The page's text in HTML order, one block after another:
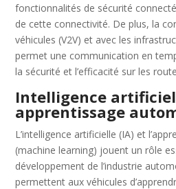
fonctionnalités de sécurité
de cette connectivité. De plus, la
véhicules (V2V) et avec les
permet une communication en
la sécurité et l’efficacité sur les
Intelligence
apprentissage
L’intelligence artificielle (IA) et
(machine learning) jouent un rôle
développement de l’industrie
permettent aux véhicules